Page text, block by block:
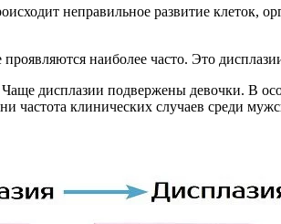
неправильное развитие клеток,
наиболее часто. Это
дисплазии подвержены девочки. В
частота клинических случаев среди